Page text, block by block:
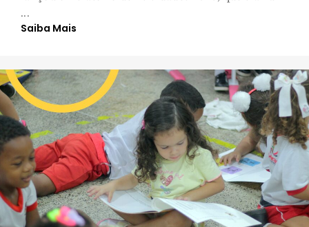
...
Saiba Mais